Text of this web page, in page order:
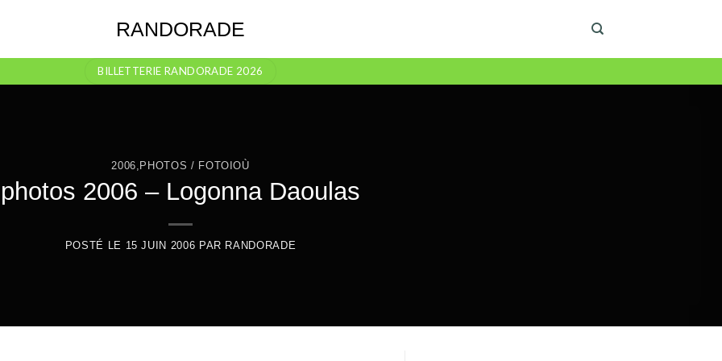
RANDORADE
BILLETTERIE RANDORADE 2026
2006 PHOTOS / FOTOIOÙ
photos 2006 – Logonna Daoulas
POSTÉ LE 15 JUIN 2006 PAR RANDORADE